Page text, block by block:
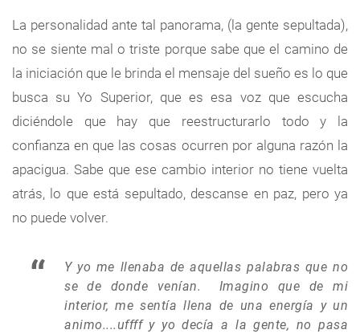
La personalidad ante tal panorama, (la gente sepultada),
no se siente mal o triste porque sabe que el camino de
la iniciación que le brinda el mensaje del sueño es lo que
busca su Yo Superior, que es esa voz que escucha
diciéndole que hay que reestructurarlo todo y la
confianza en que las cosas ocurren por alguna razón la
apacigua. Sabe que ese cambio interior no tiene vuelta
atrás, lo que está sepultado, descanse en paz, pero ya
no puede volver.
Y yo me llenaba de aquellas palabras que no
se de donde venían. Imagino que de mi
interior, me sentía llena de una energía y un
animo....uffff y yo decía a la gente, no pasa